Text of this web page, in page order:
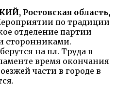
Ростовская область,
по традиции
отделение партии
сторонниками.
на пл. Труда в
время окончания
части в городе в